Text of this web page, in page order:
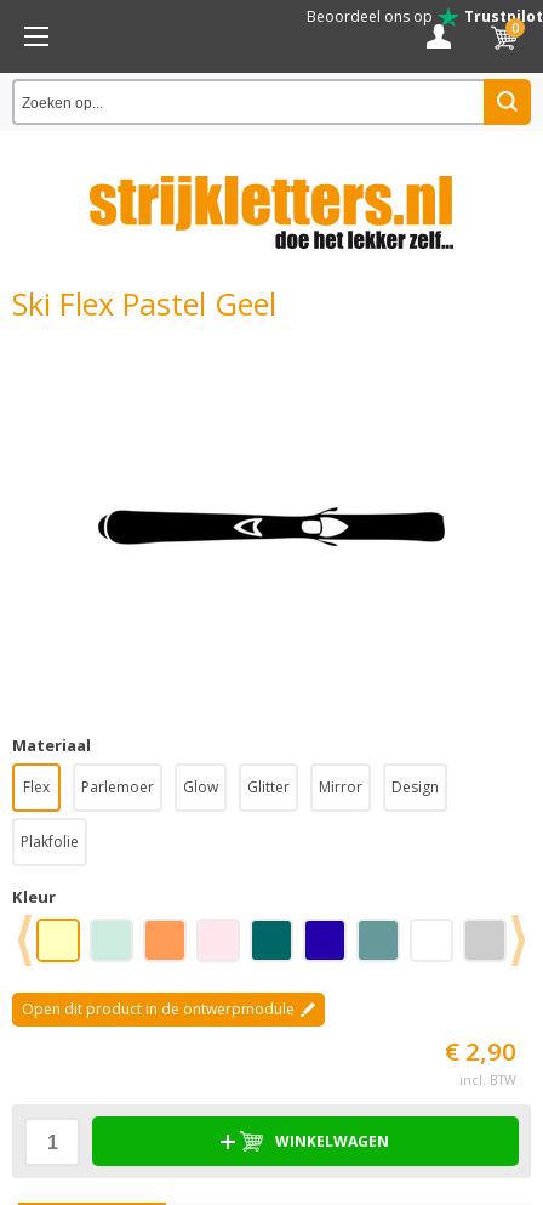
Beoordeel ons op Trustpilot
0
Ski Flex Pastel Geel
Materiaal
Flex Parlemoer Glow Glitter Mirror Design
Plakfolie
Kleur
Open dit product in de ontwerpmodule
€ 2,90
incl. BTW
WINKELWAGEN